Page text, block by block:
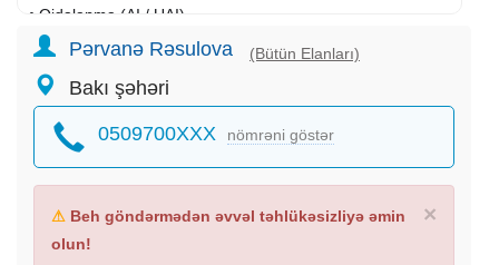
• Qidalanma (AI / UAI)
• Transfer
• Sığorta
Hotel seçimləri
• Garden of Sun Hotel 5* — 707 USD
• Mandarin Resort Bodrum 5* — 753 USD
• Dragut Point Ort Hotel 3* — 754 USD
• Diamond of Bodrum Hotel 5* — 781 USD
• Jasmin Beach 4* — 790 USD
Pərvanə Rəsulova (Bütün Elanları)
Bakı şəhəri
0509700XXX nömrəni göstər
×
⚠ Beh göndərmədən əvvəl təhlükəsizliyə əmin
olun!